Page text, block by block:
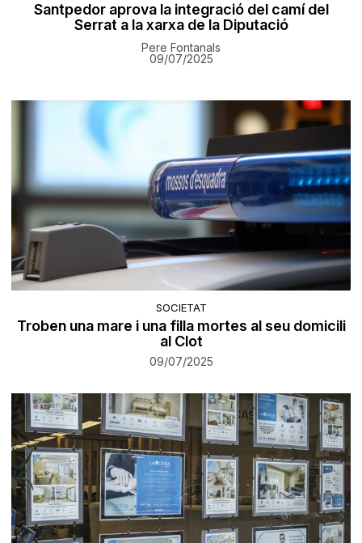
Santpedor aprova la integració del camí del
Serrat a la xarxa de la Diputació
Pere Fontanals
09/07/2025
SOCIETAT
Troben una mare i una filla mortes al seu domicili
al Clot
09/07/2025